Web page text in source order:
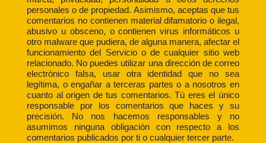
personales o de propiedad. Asimismo, aceptas que tus
comentarios no contienen material difamatorio o ilegal,
abusivo u obsceno, o contienen virus informáticos u
otro malware que pudiera, de alguna manera, afectar el
funcionamiento del Servicio o de cualquier sitio web
relacionado. No puedes utilizar una dirección de correo
electrónico falsa, usar otra identidad que no sea
legítima, o engañar a terceras partes o a nosotros en
cuanto al origen de tus comentarios. Tú eres el único
responsable por los comentarios que haces y su
precisión. No nos hacemos responsables y no
asumimos ninguna obligación con respecto a los
comentarios publicados por ti o cualquier tercer parte.